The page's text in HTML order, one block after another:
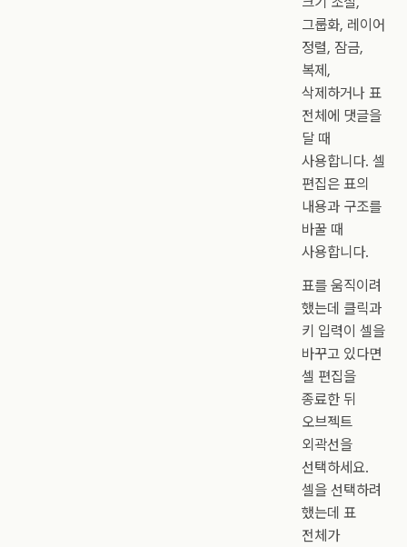
그룹화, 레이어
정렬, 잠금,
복제,
삭제하거나 표
전체에 댓글을
달 때
사용합니다. 셀
편집은 표의
내용과 구조를
바꿀 때
사용합니다.
표를 움직이려
했는데 클릭과
키 입력이 셀을
바꾸고 있다면
셀 편집을
종료한 뒤
오브젝트
외곽선을
선택하세요.
셀을 선택하려
했는데 표
전체가